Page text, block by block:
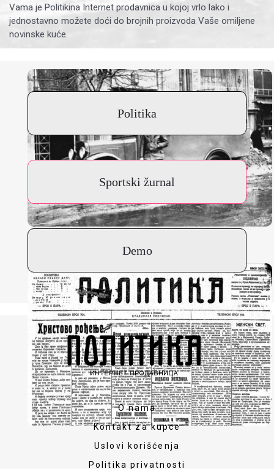
Vama je Politikina Internet prodavnica u kojoj vrlo lako i
jednostavno možete doći do brojnih proizvoda Vaše omiljene
novinske kuće.
Politika
Sportski žurnal
Demo
O nama
Kontakt za kupce
Uslovi korišćenja
Politika privatnosti